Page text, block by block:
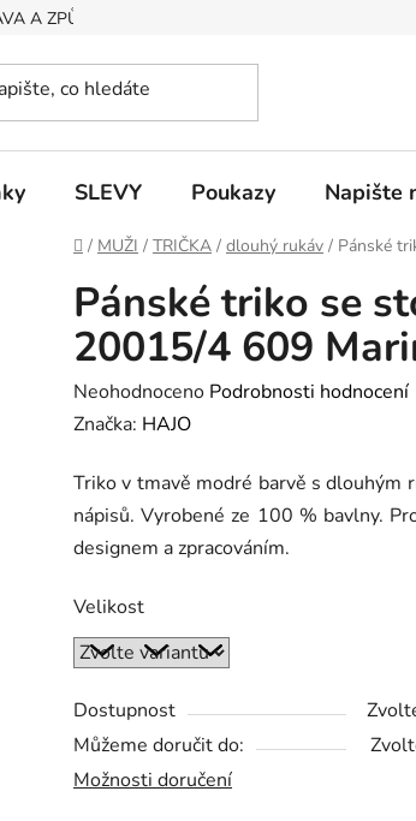
A ZPŮSOB PLATBY
SLEVY Poukazy Napište
Domů
/ MUŽI / TRIČKA / dlouhý rukáv / Pánské
Pánské triko se
20015/4 609
Průměrné
hodnocení
je
0,0
z
hvězdiček.
Neohodnoceno Podrobnosti hodnocení
Značka: HAJO
Triko v tmavě modré barvě s dlouhým
nápisů. Vyrobené ze 100 % bavlny.
designem a zpracováním.
Velikost
Dostupnost
Můžeme doručit do:
Možnosti doručení